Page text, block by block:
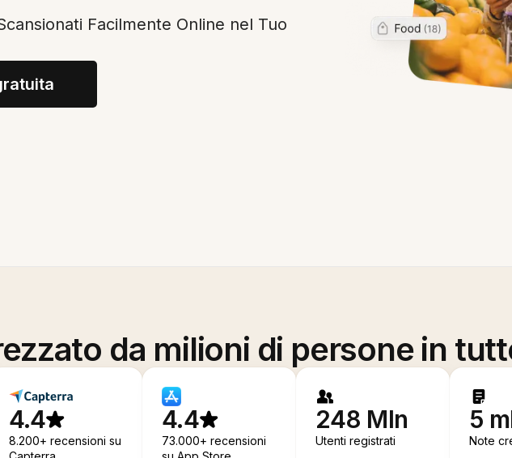
Facilmente Online nel Tuo
da milioni di persone in
4.4
8.200+ recensioni su
4.4
73.000+ recensioni
248 Mln
Utenti registrati
5
Note